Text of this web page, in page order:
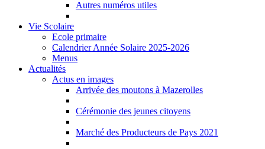
Autres numéros utiles
Vie Scolaire
Ecole primaire
Calendrier Année Solaire 2025-2026
Menus
Actualités
Actus en images
Arrivée des moutons à Mazerolles
Cérémonie des jeunes citoyens
Marché des Producteurs de Pays 2021